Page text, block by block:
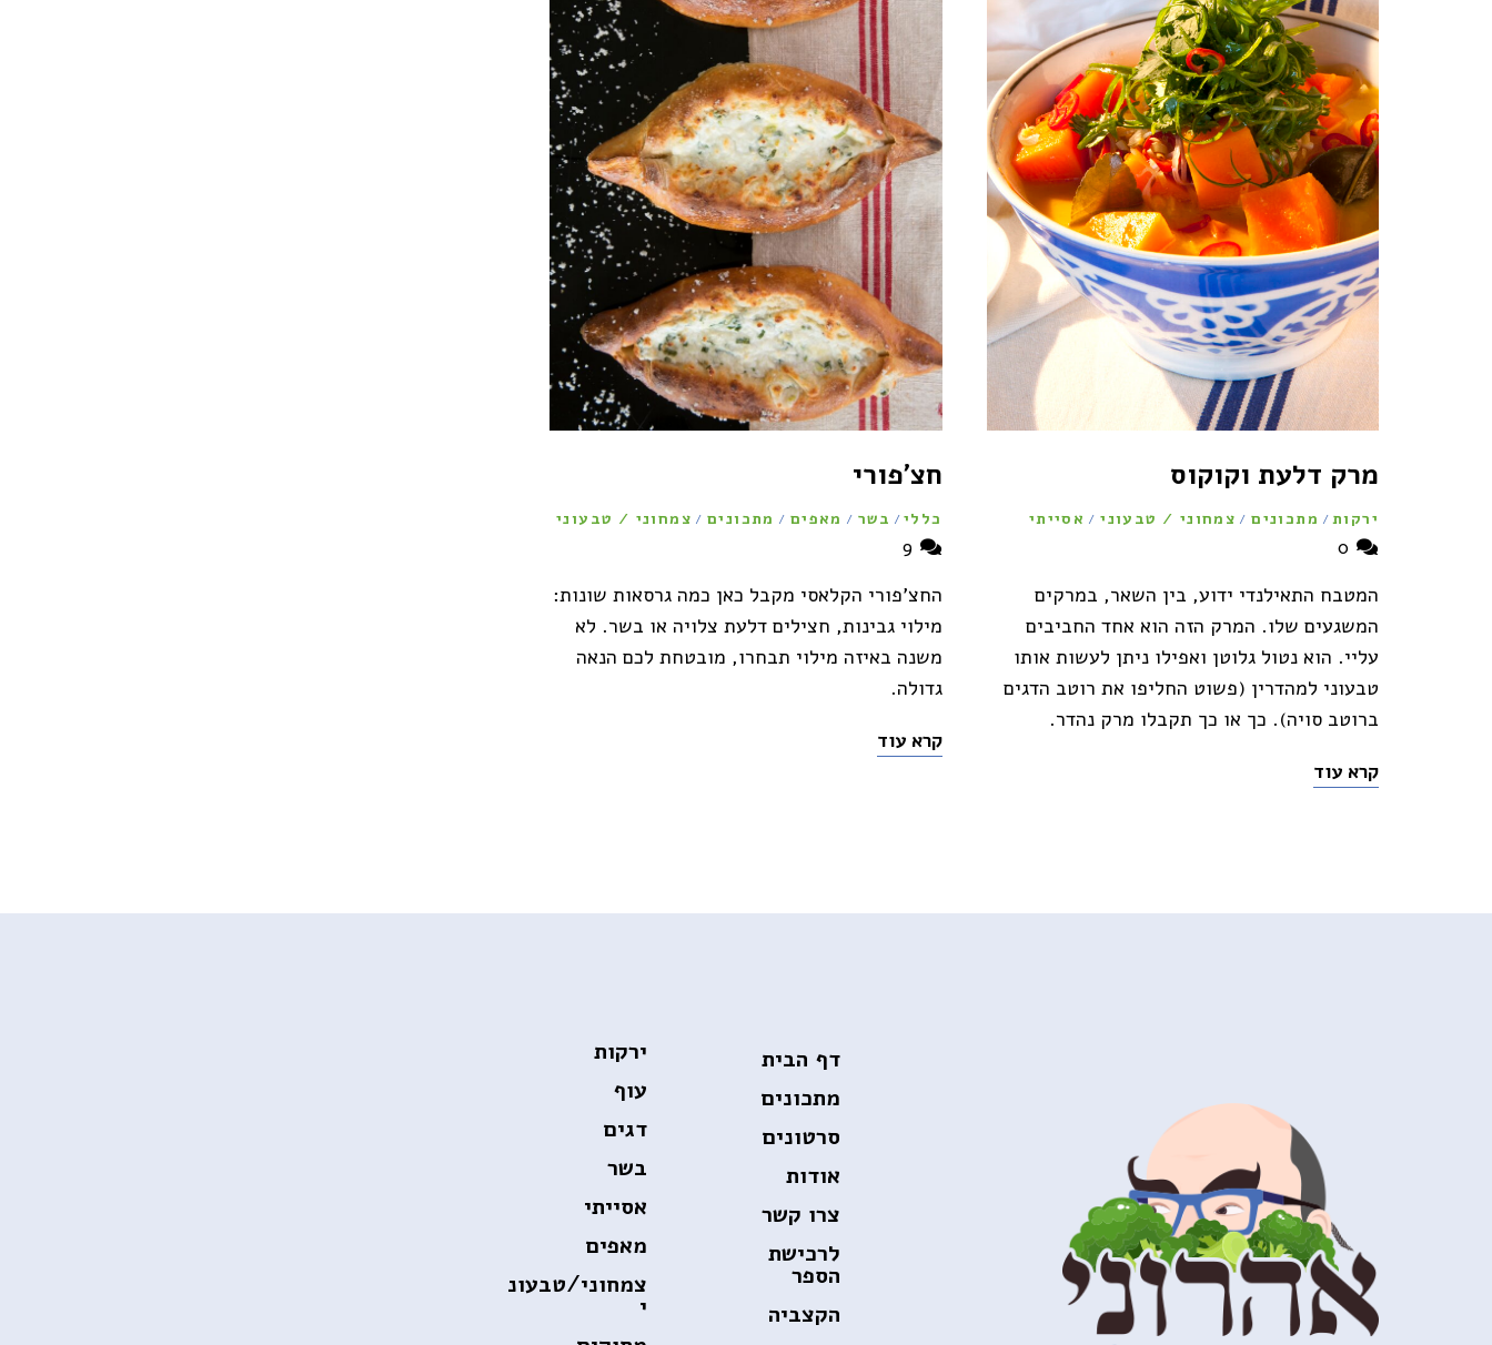
מרק דלעת וקוקוס
ירקות / מתכונים / צמחוני / טבעוני / אסייתי
המטבח התאילנדי ידוע, בין השאר, במרקים
המשגעים שלו. המרק הזה הוא אחד החביבים
עליי. הוא נטול גלוטן ואפילו ניתן לעשות אותו
טבעוני למהדרין (פשוט החליפו את רוטב הדגים
ברוטב סויה). כך או כך תקבלו מרק נהדר.
קרא עוד
חצ'פורי
כללי/ בשר / מאפים / מתכונים / צמחוני / טבעוני
החצ'פורי הקלאסי מקבל כאן כמה גרסאות שונות:
מילוי גבינות, חצילים דלעת צלויה או בשר. לא
משנה באיזה מילוי תבחרו, מובטחת לכם הנאה
גדולה.
קרא עוד
דף הבית
מתכונים
סרטונים
אודות
צרו קשר
לרכישת
הספר
הקצביה
ירקות
עוף
דגים
בשר
אסייתי
מאפים
צמחוני/טבעונ
י